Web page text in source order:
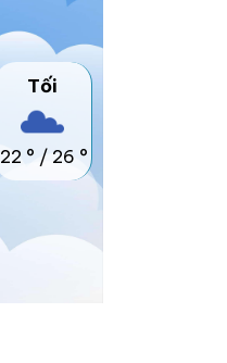
Tối
22 ° / 26 °